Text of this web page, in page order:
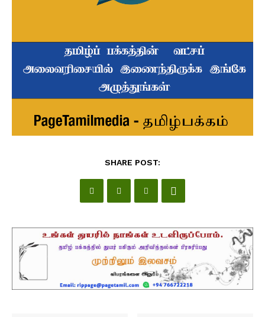
SHARE POST: